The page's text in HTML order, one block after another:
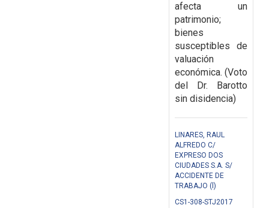
afecta un
patrimonio;
bienes
susceptibles de
valuación
económica. (Voto
del Dr. Barotto
sin disidencia)
LINARES, RAUL
ALFREDO C/
EXPRESO DOS
CIUDADES S.A. S/
ACCIDENTE DE
TRABAJO (l)
CS1-308-STJ2017